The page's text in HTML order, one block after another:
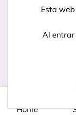
Home
Esta
Al
Licencias de uso
Política de
Aviso legal